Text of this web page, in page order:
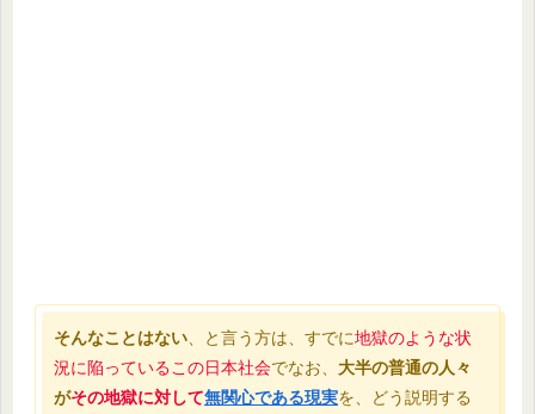
そんなことはない、と言う方は、すでに地獄のような状
況に陥っているこの日本社会でなお、 大半の普通の人々
がその地獄に対して無関心である現実を、どう説明する